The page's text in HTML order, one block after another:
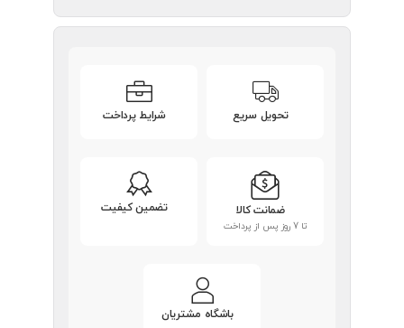
تحویل سریع شرایط پرداخت
ضمانت کالا
تا 7 روز پس از پرداخت
تضمین کیفیت
باشگاه مشتریان